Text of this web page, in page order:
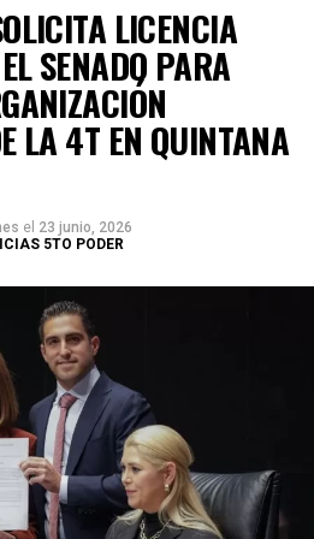
LICENCIA
SENADO PARA
LA 4T EN QUINTANA
el 23 junio, 2026
5TO PODER